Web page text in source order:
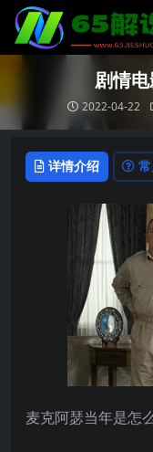
剧情
2022-04-22
详情介绍
麦克阿瑟当年是怎